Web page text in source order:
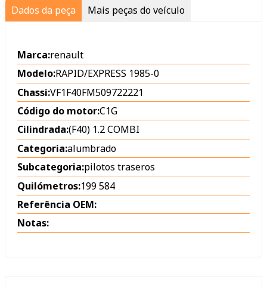
Dados da peça Mais peças do veículo
Marca:renault
Modelo:RAPID/EXPRESS 1985-0
Chassi:VF1F40FM509722221
Código do motor:C1G
Cilindrada:(F40) 1.2 COMBI
Categoria:alumbrado
Subcategoria:pilotos traseros
Quilómetros:199 584
Referência OEM:
Notas: